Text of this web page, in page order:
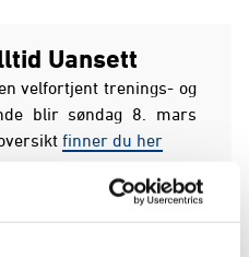
Uansett
velfortjent trenings- og
blir søndag 8. mars
finner du her
for A-laget finner du
og "les mer"-materiell